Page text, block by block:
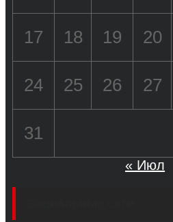
17 18 19 20
24 25 26 27
31
« Июл